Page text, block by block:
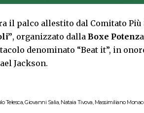
il palco allestito dal Comitato
, organizzato dalla Boxe Potenz
denominato “Beat it”, in
Jackson.
Telesca, Giovanni Salia, Nataia Tivova, Massimiliano